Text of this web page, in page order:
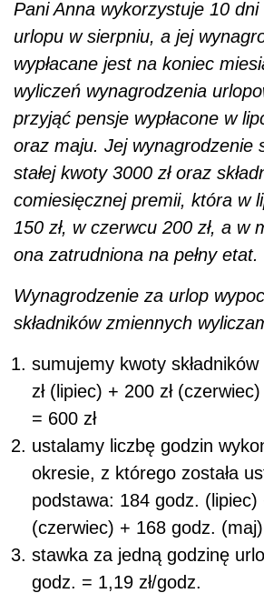
Pani Anna wykorzystuje 10
urlopu w sierpniu, a jej
wypłacane jest na koniec
wyliczeń wynagrodzenia
przyjąć pensje wypłacone w
oraz maju. Jej wynagrodzenie
stałej kwoty 3000 zł oraz
comiesięcznej premii, która w
150 zł, w czerwcu 200 zł, a w
ona zatrudniona na pełny etat.
Wynagrodzenie za urlop
składników zmiennych
sumujemy kwoty
zł (lipiec) + 200 zł
= 600 zł
ustalamy liczbę godzin
okresie, z którego została
podstawa: 184 godz. (lipiec)
(czerwiec) + 168 godz.
stawka za jedną godzinę
godz. = 1,19 zł/godz.